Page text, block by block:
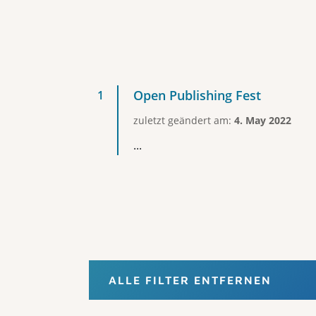
Open Publishing Fest
zuletzt geändert am: 4. May 2022
...
ALLE FILTER ENTFERNEN